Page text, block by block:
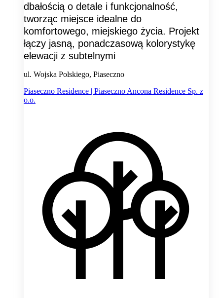
dbałością o detale i funkcjonalność,
tworząc miejsce idealne do
komfortowego, miejskiego życia. Projekt
łączy jasną, ponadczasową kolorystykę
elewacji z subtelnymi
ul. Wojska Polskiego, Piaseczno
Piaseczno Residence | Piaseczno Ancona Residence Sp. z
o.o.